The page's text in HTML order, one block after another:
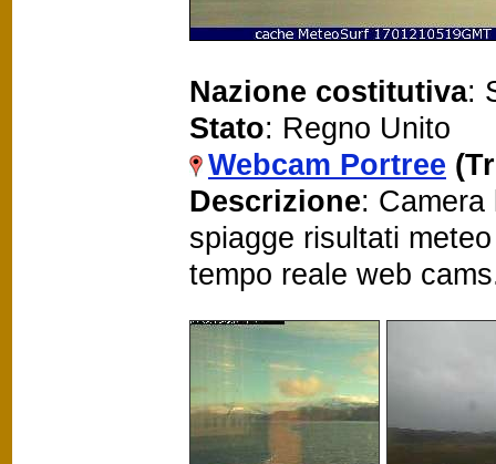
Nazione costitutiva:
Stato: Regno Unito
Webcam Portree
Descrizione:
spiagge risultati
tempo reale web